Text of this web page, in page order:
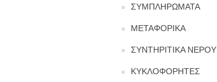
ΣΥΜΠΛΗΡΩΜΑΤΑ
ΜΕΤΑΦΟΡΙΚΑ
ΣΥΝΤΗΡΙΤΙΚΑ ΝΕΡΟΥ
ΚΥΚΛΟΦΟΡΗΤΕΣ